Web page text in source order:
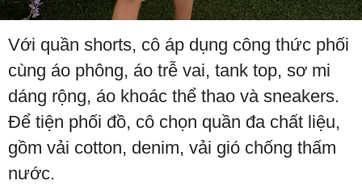
Với quần shorts, cô áp dụng công thức phối
cùng áo phông, áo trễ vai, tank top, sơ mi
dáng rộng, áo khoác thể thao và sneakers.
Để tiện phối đồ, cô chọn quần đa chất liệu,
gồm vải cotton, denim, vải gió chống thấm
nước.